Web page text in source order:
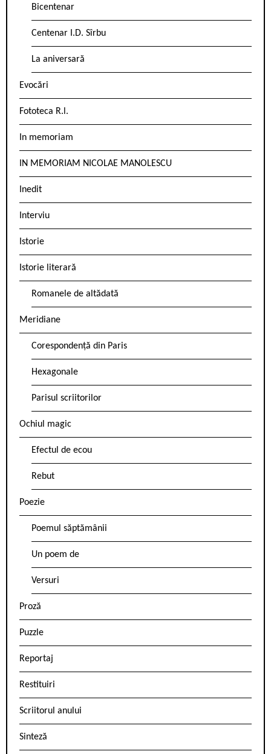
Bicentenar
Centenar I.D. Sîrbu
La aniversară
Evocări
Fototeca R.l.
In memoriam
IN MEMORIAM NICOLAE MANOLESCU
Inedit
Interviu
Istorie
Istorie literară
Romanele de altădată
Meridiane
Corespondență din Paris
Hexagonale
Parisul scriitorilor
Ochiul magic
Efectul de ecou
Rebut
Poezie
Poemul săptămânii
Un poem de
Versuri
Proză
Puzzle
Reportaj
Restituiri
Scriitorul anului
Sinteză